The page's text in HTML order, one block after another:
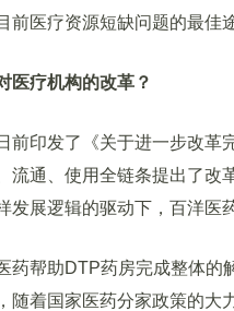
前医疗资源短缺问题的最佳
医疗机构的改革？
印发了《关于进一步改革
流通、使用全链条提出了改
发展逻辑的驱动下，百洋医
帮助DTP药房完成整体的
，随着国家医药分家政策的